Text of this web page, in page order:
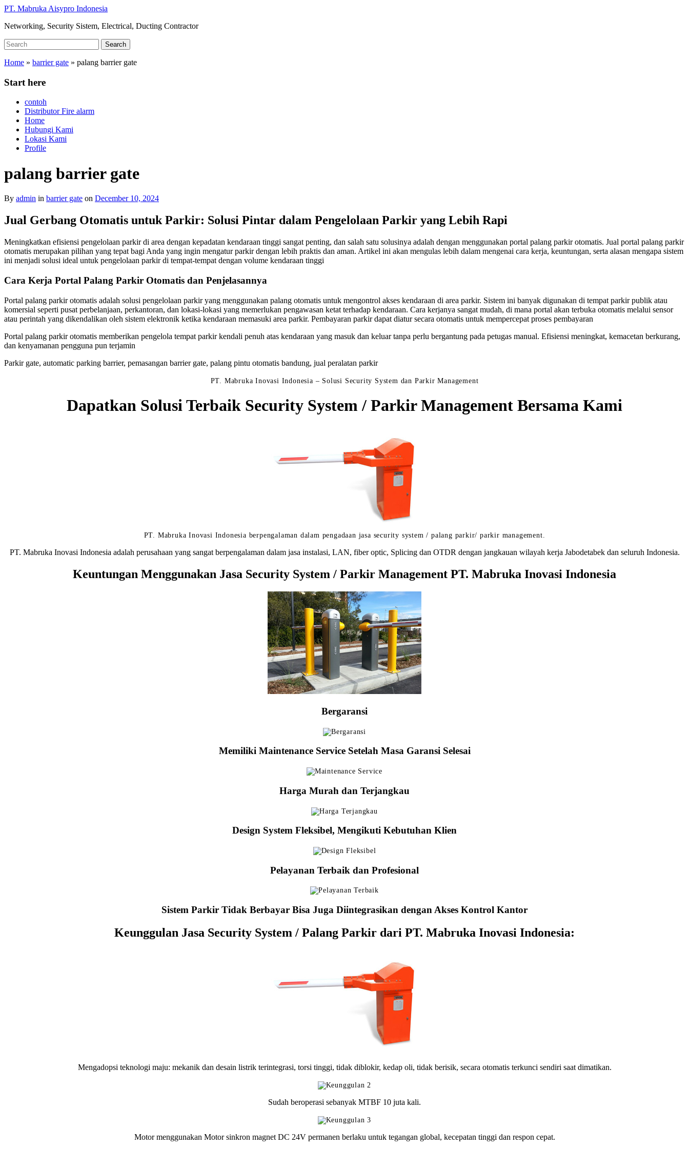
Skip
main
PT. Mabruka Aisypro Indonesia
Networking, Security Sistem, Electrical, Ducting Contractor
Search
for:
Search
Home » barrier gate » palang barrier gate
Start here
contoh
Distributor Fire alarm
Home
Hubungi Kami
Lokasi Kami
Profile
palang barrier gate
By admin in barrier gate on December 10, 2024
Jual Gerbang Otomatis untuk Parkir: Solusi Pintar dalam Pengelolaan Parkir yang Lebih Rapi
Meningkatkan efisiensi pengelolaan parkir di area dengan kepadatan kendaraan tinggi sangat penting, dan salah satu solusinya adalah dengan menggunakan portal palang parkir otomatis. Jual portal palang parkir
otomatis merupakan pilihan yang tepat bagi Anda yang ingin mengatur parkir dengan lebih praktis dan aman. Artikel ini akan mengulas lebih dalam mengenai cara kerja, keuntungan, serta alasan mengapa sistem
ini menjadi solusi ideal untuk pengelolaan parkir di tempat-tempat dengan volume kendaraan tinggi
Cara Kerja Portal Palang Parkir Otomatis dan Penjelasannya
Portal palang parkir otomatis adalah solusi pengelolaan parkir yang menggunakan palang otomatis untuk mengontrol akses kendaraan di area parkir. Sistem ini banyak digunakan di tempat parkir publik atau
komersial seperti pusat perbelanjaan, perkantoran, dan lokasi-lokasi yang memerlukan pengawasan ketat terhadap kendaraan. Cara kerjanya sangat mudah, di mana portal akan terbuka otomatis melalui sensor
atau perintah yang dikendalikan oleh sistem elektronik ketika kendaraan memasuki area parkir. Pembayaran parkir dapat diatur secara otomatis untuk mempercepat proses pembayaran
Portal palang parkir otomatis memberikan pengelola tempat parkir kendali penuh atas kendaraan yang masuk dan keluar tanpa perlu bergantung pada petugas manual. Efisiensi meningkat, kemacetan berkurang,
dan kenyamanan pengguna pun terjamin
Parkir gate, automatic parking barrier, pemasangan barrier gate, palang pintu otomatis bandung, jual peralatan parkir
PT. Mabruka Inovasi Indonesia – Solusi Security System dan Parkir Management
Dapatkan Solusi Terbaik Security System / Parkir Management Bersama Kami
PT. Mabruka Inovasi Indonesia berpengalaman dalam pengadaan jasa security system / palang parkir/ parkir management.
PT. Mabruka Inovasi Indonesia adalah perusahaan yang sangat berpengalaman dalam jasa instalasi, LAN, fiber optic, Splicing dan OTDR dengan jangkauan wilayah kerja Jabodetabek dan seluruh Indonesia.
Keuntungan Menggunakan Jasa Security System / Parkir Management PT. Mabruka Inovasi Indonesia
Bergaransi
Memiliki Maintenance Service Setelah Masa Garansi Selesai
Harga Murah dan Terjangkau
Design System Fleksibel, Mengikuti Kebutuhan Klien
Pelayanan Terbaik dan Profesional
Sistem Parkir Tidak Berbayar Bisa Juga Diintegrasikan dengan Akses Kontrol Kantor
Keunggulan Jasa Security System / Palang Parkir dari PT. Mabruka Inovasi Indonesia:
Mengadopsi teknologi maju: mekanik dan desain listrik terintegrasi, torsi tinggi, tidak diblokir, kedap oli, tidak berisik, secara otomatis terkunci sendiri saat dimatikan.
Sudah beroperasi sebanyak MTBF 10 juta kali.
Motor menggunakan Motor sinkron magnet DC 24V permanen berlaku untuk tegangan global, kecepatan tinggi dan respon cepat.